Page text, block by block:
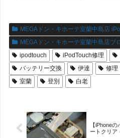
MEGAドン・キホーテ室蘭中島店
MEGAドン・キホーテ室蘭中島店ブ
ipodtouch
iPodTouch修理
バッテリー交換
伊達 修理
室蘭
登別 白老
【iPhone
ートクリア